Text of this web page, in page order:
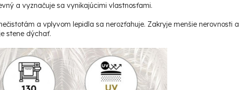
a vyznačuje sa vynikajúcimi vlastnosťami.
a vplyvom lepidla sa nerozťahuje. Zakryje menšie nerovnosti a
stene dýchať.